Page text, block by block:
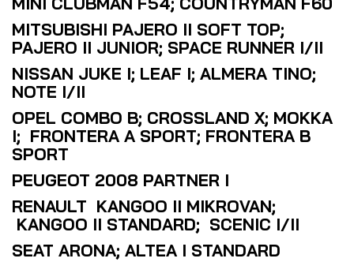
MITSUBISHI PAJERO II SOFT TOP;
PAJERO II JUNIOR; SPACE RUNNER I/II
NISSAN JUKE I; LEAF I; ALMERA TINO;
NOTE I/II
OPEL COMBO B; CROSSLAND X; MOKKA
I; FRONTERA A SPORT; FRONTERA B
SPORT
PEUGEOT 2008 PARTNER I
RENAULT KANGOO II MIKROVAN;
KANGOO II STANDARD; SCENIC I/II
SEAT ARONA; ALTEA I STANDARD